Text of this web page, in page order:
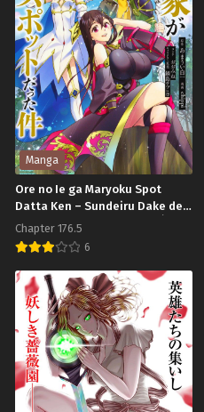
สิงหาคม 17, 2025
Chapter 37
สิงหาคม 17, 2025
Chapter 35
สิงหาคม 17, 2025
Chapter 33
สิงหาคม 17, 2025
Chapter 32.1
สิงหาคม 17, 2025
สิงหาคม 17, 2025
Chapter 29.2
สิงหาคม 17, 2025
Chapter 28.2
สิงหาคม 17, 2025
Manga
Ore no Ie ga Maryoku Spot
Datta Ken – Sundeiru Dake de
Sekai Saikyou บ้านของผมเป็นจุด
ศูนย์รวมพลังเวท แค่อาศัยอยู่ก็เทพ
Chapter 176.5
6
Ore
no
Ie
ga
Maryoku
Spot